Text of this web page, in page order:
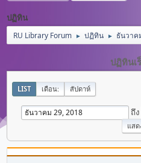
ปฏิทิน
RU Library Forum ► ปฏิทิน ► ธันวาค
ปฏิทินเ
LIST เดือน: สัปดาห์
ถึง